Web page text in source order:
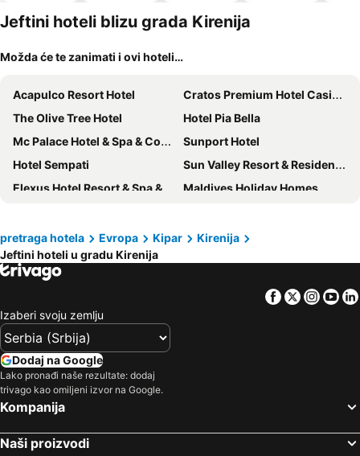
kućni
ljubimci
Jeftini hoteli blizu grada Kirenija
Možda će te zanimati i ovi hoteli…
Acapulco Resort Hotel
Cratos Premium Hotel Casino Spa
The Olive Tree Hotel
Hotel Pia Bella
Mc Palace Hotel & Spa & Convention
Sunport Hotel
Hotel Sempati
Sun Valley Resort & Residency
Elexus Hotel Resort & Spa & Casino
Maldives Holiday Homes
Olivia Palm Hotel
Chamada Prestige Hotel and Casino
Grand Pasha Hotel & Spa Kyrenia
Vuni Palace
Riverside Garden Resort
Merit Crystal Cove Hotel
Topset Hotel
Club Alda Hotel
British Hotel
Citrus Tree Gardens
pretraga hotela Evropa Kipar
Kirenija
Jeftini hoteli u gradu Kirenija
Facebook
Twitter
Izaberi svoju zemlju
Dodaj na Google
Lako pronađi naše rezultate: dodaj
trivago kao omiljeni izvor na Google.
Kompanija
Naši proizvodi